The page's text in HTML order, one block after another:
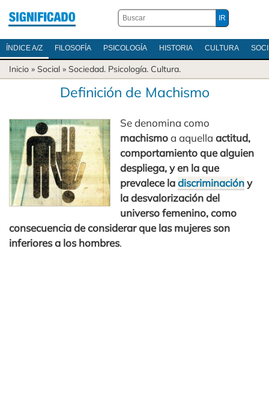
ÍNDICE A/Z FILOSOFÍA PSICOLOGÍA HISTORIA CULTURA
Inicio » Social » Sociedad. Psicología. Cultura.
Definición de Machismo
Se denomina como
machismoa aquellaactitud,
comportamiento que alguien
despliega, y en la que
prevalece ladiscriminacióny
la desvalorización del
universo femenino, como
consecuencia de considerar que las mujeres son
inferiores a los hombres.